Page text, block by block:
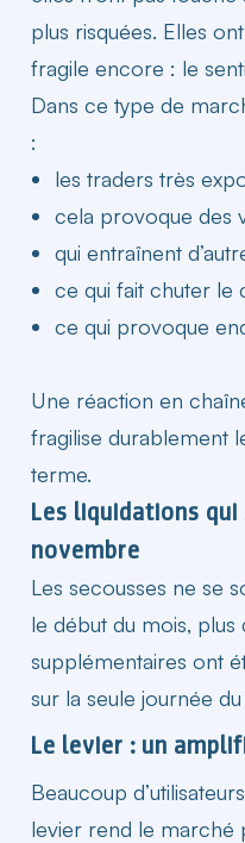
plus risquées. Elles
fragile encore : le
Dans ce type de
:
les traders très
cela provoque des
qui entraînent
ce qui fait chuter le
ce qui provoque
Une réaction en
fragilise durablement
terme.
Les liquidations
novembre​
Les secousses ne se
le début du mois, plus
supplémentaires ont
sur la seule journée du
Le levier : un
Beaucoup
levier rend le marché